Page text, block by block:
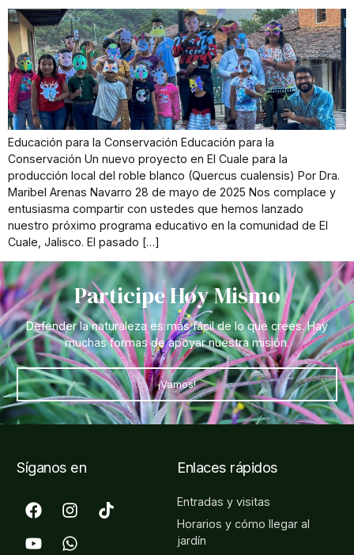
Educación para la Conservación Educación para la
Conservación Un nuevo proyecto en El Cuale para la
producción local del roble blanco (Quercus cualensis) Por Dra.
Maribel Arenas Navarro 28 de mayo de 2025 Nos complace y
entusiasma compartir con ustedes que hemos lanzado
nuestro próximo programa educativo en la comunidad de El
Cuale, Jalisco. El pasado […]
Participe Hoy Mismo
Defender la naturaleza es más fácil de lo que crees. Hay
muchas formas de apoyar nuestra misión.
¡Vamos!
Síganos en Enlaces rápidos
Entradas y visitas
Horarios y cómo llegar al
jardín